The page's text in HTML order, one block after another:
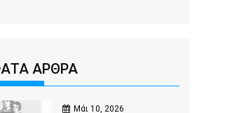
ΑΡΘΡΑ
Μάι 10, 2026